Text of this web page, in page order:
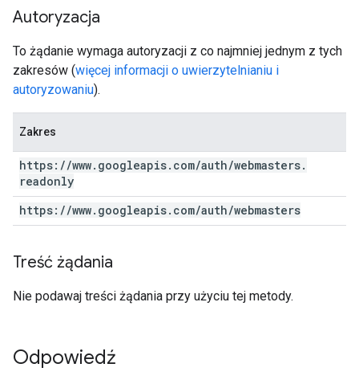
Autoryzacja
To żądanie wymaga autoryzacji z co najmniej jednym z tych
zakresów (więcej informacji o uwierzytelnianiu i
autoryzowaniu).
Zakres
https: //www. googleapis. com/auth/webmasters.
readonly
https: //www. googleapis. com/auth/webmasters
Treść żądania
Nie podawaj treści żądania przy użyciu tej metody.
Odpowiedź